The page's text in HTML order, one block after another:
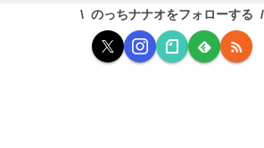
のっちナナオをフォローする